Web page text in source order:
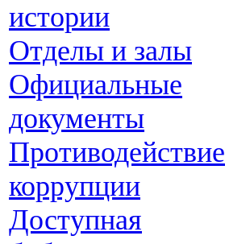
истории
Отделы и залы
Официальные
документы
Противодействие
коррупции
Доступная